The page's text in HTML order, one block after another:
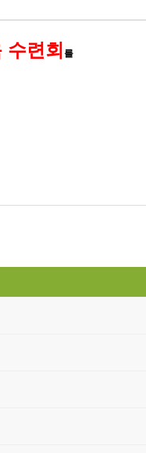
수련회 를